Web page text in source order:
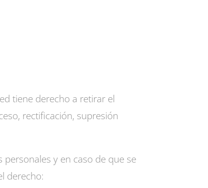
tiene derecho a retirar el
rectificación, supresión
y en caso de que se
derecho: